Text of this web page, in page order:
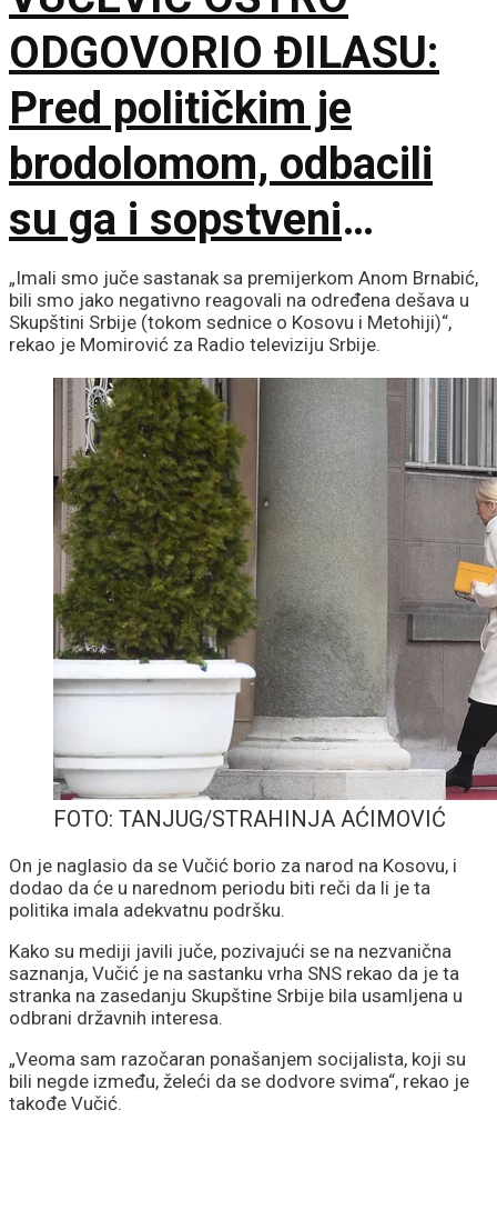
ODGOVORIO ĐILASU:
Pred političkim je
brodolomom, odbacili
su ga i sopstveni
saborci
„Imali smo juče sastanak sa premijerkom Anom Brnabić,
bili smo jako negativno reagovali na određena dešava u
Skupštini Srbije (tokom sednice o Kosovu i Metohiji)“,
rekao je Momirović za Radio televiziju Srbije.
FOTO: TANJUG/STRAHINJA AĆIMOVIĆ
On je naglasio da se Vučić borio za narod na Kosovu, i
dodao da će u narednom periodu biti reči da li je ta
politika imala adekvatnu podršku.
Kako su mediji javili juče, pozivajući se na nezvanična
saznanja, Vučić je na sastanku vrha SNS rekao da je ta
stranka na zasedanju Skupštine Srbije bila usamljena u
odbrani državnih interesa.
„Veoma sam razočaran ponašanjem socijalista, koji su
bili negde između, želeći da se dodvore svima“, rekao je
takođe Vučić.